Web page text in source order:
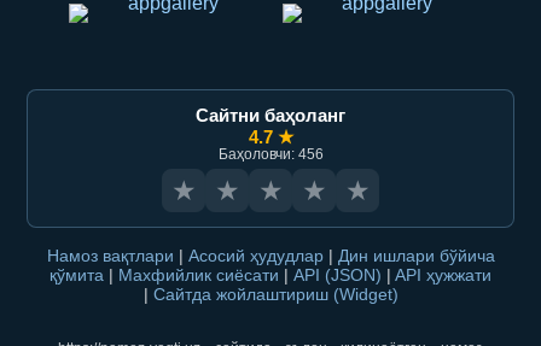
Сайтни баҳоланг
4.7 ★
Баҳоловчи: 456
★ ★ ★ ★ ★
Намоз вақтлари | Асосий ҳудудлар | Дин ишлари бўйича
қўмита | Махфийлик сиёсати | API (JSON) | API ҳужжати
| Сайтда жойлаштириш (Widget)